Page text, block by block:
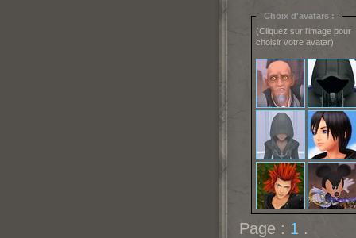
Choix d'avatars :
(Cliquez sur l'image pour
choisir votre avatar)
Page : 1 .